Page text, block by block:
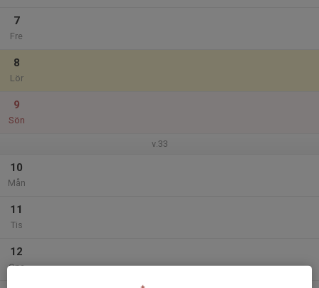
7
Fre
8
Lör
9
Sön
v.33
10
Mån
11
Tis
12
Ons